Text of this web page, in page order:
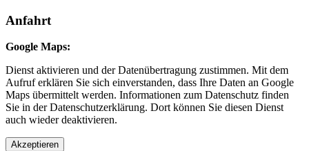
Anfahrt
Google Maps:
Dienst aktivieren und der Datenübertragung zustimmen. Mit dem
Aufruf erklären Sie sich einverstanden, dass Ihre Daten an Google
Maps übermittelt werden. Informationen zum Datenschutz finden
Sie in der Datenschutzerklärung. Dort können Sie diesen Dienst
auch wieder deaktivieren.
Akzeptieren